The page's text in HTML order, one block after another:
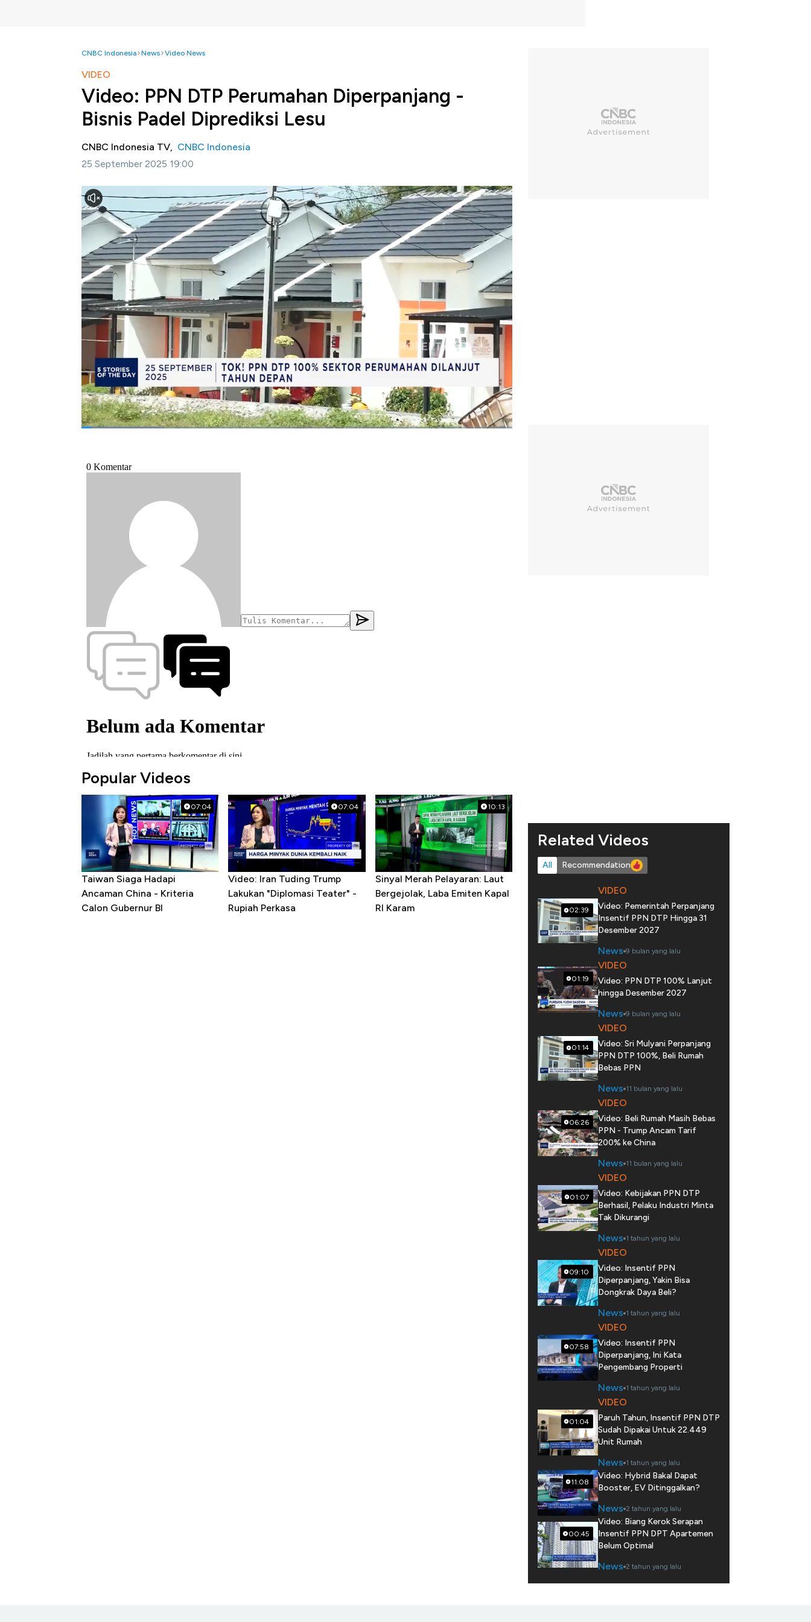
CNBC Indonesia News Video News
VIDEO
Video: PPN DTP Perumahan Diperpanjang -
Bisnis Padel Diprediksi Lesu
CNBC Indonesia TV, CNBC Indonesia
25 September 2025 19:00
Jakarta, CNBC Indonesia
da angin segar bagi para pencari rumah dan pelaku usaha di sektor
properti. Kementerian Keuangan memastikan akan memperpanjang insentif Pajak Pertambahan Nilai
yang Ditanggung Pemerintah atau PPN-DTP hingga pertengahan tahun 2026 mendatang. Kebijakan
ini seharusnya berakhir pada Desember 2025.
Sementara itu, dDemam olahraga padel tengah melanda kota-kota besar di Indonesia. Namun di balik
popularitasnya yang terus menanjak, sebuah kisah peringatan datang dari Eropa di Swedia yang
menjadi salah satu kiblat padel dunia. Industri ini justeru diprediksi tengah menuju masa suram.
Selengkapnya dalam program Evening Up CNBC Indonesia, Kamis (25/09/2025).
#ppn dtp #padel
Popular Videos
07:04
Taiwan Siaga Hadapi
Ancaman China - Kriteria
Calon Gubernur BI
07:04
Video: Iran Tuding Trump
Lakukan "Diplomasi Teater" -
Rupiah Perkasa
10:13
Sinyal Merah Pelayaran: Laut
Bergejolak, Laba Emiten Kapal
RI Karam
Related Videos
All Recommendation
02:39
VIDEO
Video: Pemerintah Perpanjang
Insentif PPN DTP Hingga 31
Desember 2027
News 9 bulan yang lalu
01:19
VIDEO
Video: PPN DTP 100% Lanjut
hingga Desember 2027
News 9 bulan yang lalu
01:14
VIDEO
Video: Sri Mulyani Perpanjang
PPN DTP 100%, Beli Rumah
Bebas PPN
News 11 bulan yang lalu
06:26
VIDEO
Video: Beli Rumah Masih Bebas
PPN - Trump Ancam Tarif
200% ke China
News 11 bulan yang lalu
01:07
VIDEO
Video: Kebijakan PPN DTP
Berhasil, Pelaku Industri Minta
Tak Dikurangi
News 1 tahun yang lalu
09:10
VIDEO
Video: Insentif PPN
Diperpanjang, Yakin Bisa
Dongkrak Daya Beli?
News 1 tahun yang lalu
07:58
VIDEO
Video: Insentif PPN
Diperpanjang, Ini Kata
Pengembang Properti
News 1 tahun yang lalu
01:04
VIDEO
Paruh Tahun, Insentif PPN DTP
Sudah Dipakai Untuk 22.449
Unit Rumah
News 1 tahun yang lalu
11:08
Video: Hybrid Bakal Dapat
Booster, EV Ditinggalkan?
News 2 tahun yang lalu
00:45
Video: Biang Kerok Serapan
Insentif PPN DPT Apartemen
Belum Optimal
News 2 tahun yang lalu